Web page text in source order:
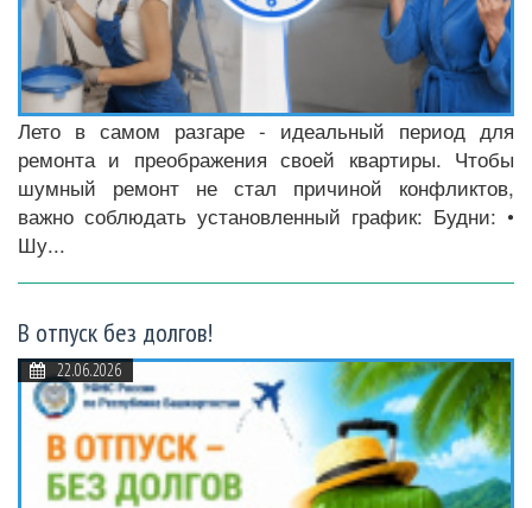
Лето в самом разгаре - идеальный период для
ремонта и преображения своей квартиры. Чтобы
шумный ремонт не стал причиной конфликтов,
важно соблюдать установленный график: Будни: •
Шу...
В отпуск без долгов!
22.06.2026